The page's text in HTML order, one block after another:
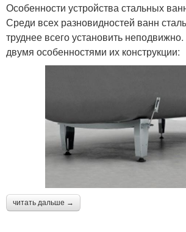
Особенности устройства стальных
Среди всех разновидностей ванн
труднее всего установить
двумя особенностями их конструкции:
читать дальше →